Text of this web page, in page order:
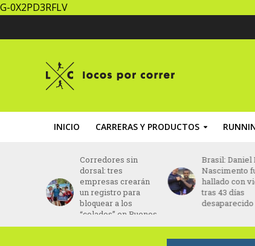
G-0X2PD3RFLV
INICIO CARRERAS Y PRODUCTOS
Brasil: Daniel Do
Nascimento fue
hallado con vida
tras 43 días
desaparecido
Paraguay: la
Maratón
Internacional
Asunción
récord de